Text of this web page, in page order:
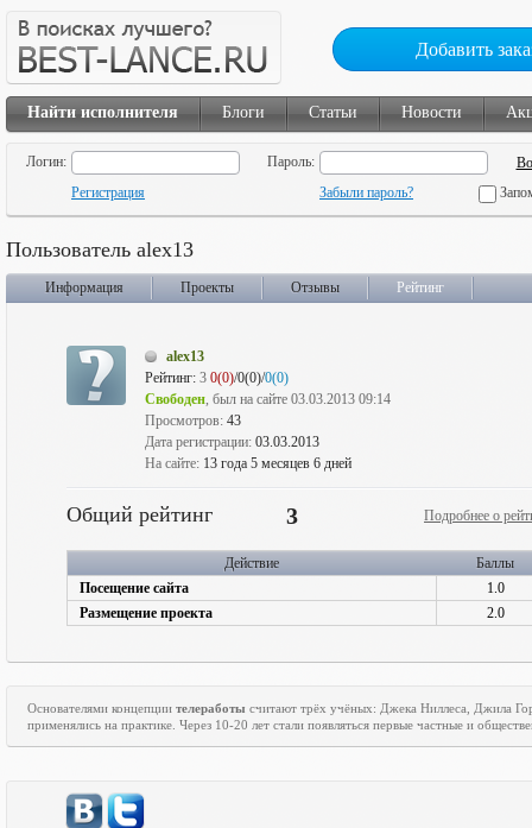
Добавить
Найти исполнителя Блоги Статьи Новости
Логин:
Пароль:
Регистрация
Забыли пароль?
Пользователь alex13
Информация Проекты Отзывы Рейтинг
alex13
Рейтинг: 3 0(0)/0(0)/0(0)
Свободен, был на сайте 03.03.2013 09:14
Просмотров: 43
Дата регистрации: 03.03.2013
На сайте: 13 года 5 месяцев 6 дней
Общий рейтинг 3 Подробнее о
Действие
Баллы
Посещение сайта
1.0
Размещение проекта
2.0
Основателями концепции телеработы считают трёх учёных: Джека Ниллеса, Джила
применялись на практике. Через 10-20 лет стали появляться первые частные и